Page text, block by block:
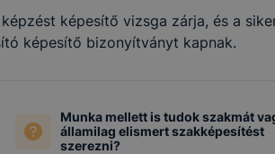
képesítő vizsga zárja, és a
képesítő bizonyítványt kapnak.
Munka mellett is tudok szakmát
államilag elismert szakképesítést
szerezni?